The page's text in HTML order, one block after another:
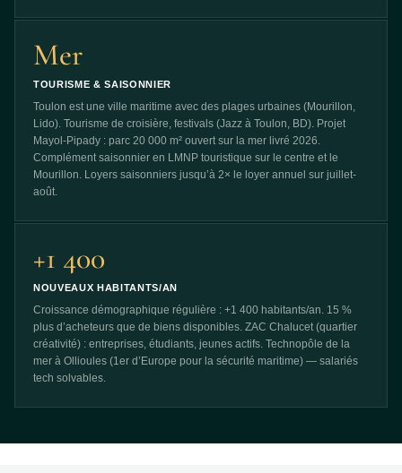
Mer
TOURISME & SAISONNIER
Toulon est une ville maritime avec des plages urbaines (Mourillon,
Lido). Tourisme de croisière, festivals (Jazz à Toulon, BD). Projet
Mayol-Pipady : parc 20 000 m² ouvert sur la mer livré 2026.
Complément saisonnier en LMNP touristique sur le centre et le
Mourillon. Loyers saisonniers jusqu’à 2× le loyer annuel sur juillet-
août.
+1 400
NOUVEAUX HABITANTS/AN
Croissance démographique régulière : +1 400 habitants/an. 15 %
plus d’acheteurs que de biens disponibles. ZAC Chalucet (quartier
créativité) : entreprises, étudiants, jeunes actifs. Technopôle de la
mer à Ollioules (1er d’Europe pour la sécurité maritime) — salariés
tech solvables.